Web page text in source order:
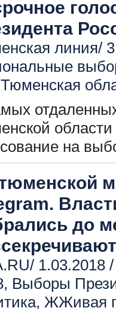
линия/
Тюменская
на
до
1.03.2018
, Выборы
, ЖЖивая